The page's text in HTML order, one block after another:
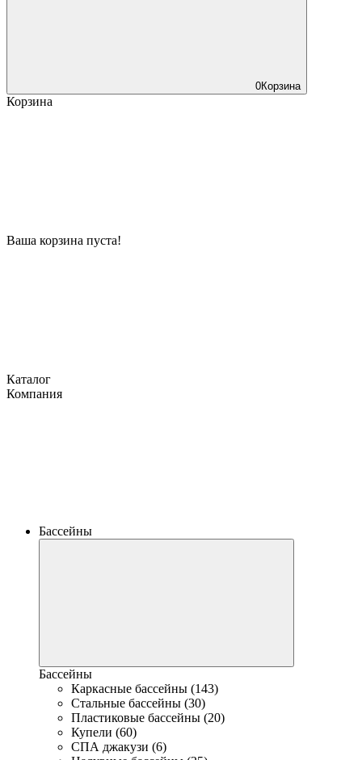
0Корзина
Корзина
Ваша корзина пуста!
Каталог
Компания
Бассейны
Бассейны
Каркасные бассейны (143)
Стальные бассейны (30)
Пластиковые бассейны (20)
Купели (60)
СПА джакузи (6)